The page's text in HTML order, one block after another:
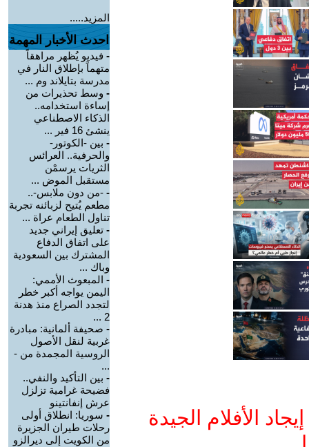
الأفلام الجيدة
المزيد.....
احدث الأخبار المهمة
- فيديو يُظهر مراهقاً
متهماً بإطلاق النار في
مدرسة بتايلاند وم ...
- وسط تحذيرات من
إساءة استخدامه..
الذكاء الاصطناعي
ينشئ 16 فير ...
- بين -الكوتور-
والحرفية.. العرائس
الثريات يرسمْن
مستقبل الموض ...
- -من دون ملابس-..
مطعم يُتيح لزبائنه تجربة
تناول الطعام عراة ...
- تعليق إيراني جديد
على اتفاق الدفاع
المشترك بين السعودية
وباك ...
- المبعوث الأممي:
اليمن يواجه أكبر خطر
لتجدد الصراع منذ هدنة
2 ...
- صحيفة ألمانية: مبادرة
غربية لنقل الأصول
الروسية المجمدة من -
...
- بين التأكيد والنفي..
فضيحة غرامية تزلزل
عرش إنفانتينو
- سوريا: انطلاق أولى
رحلات طيران الجزيرة
من الكويت إلى ديرالزو